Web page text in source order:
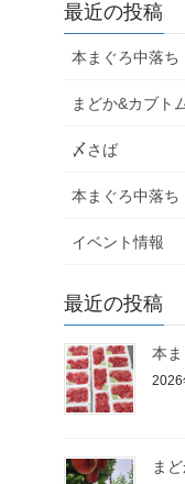
最近の投稿
本まぐろ中落ち
まどか&カブト
〆さば
本まぐろ中落ち
イベント情報
最近の投稿
本
2026
ま